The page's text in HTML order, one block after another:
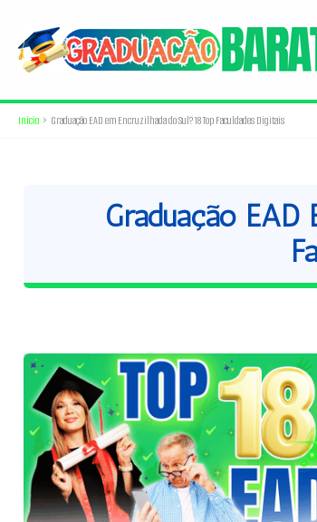
para
Início Graduação EAD em Encruzilhada do Sul? 18 Top Faculdades Digitais
Graduação EAD